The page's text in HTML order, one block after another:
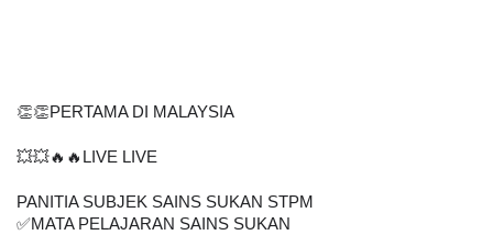
👏👏PERTAMA DI MALAYSIA
💥💥🔥🔥LIVE LIVE
PANITIA SUBJEK SAINS SUKAN STPM
✅MATA PELAJARAN SAINS SUKAN